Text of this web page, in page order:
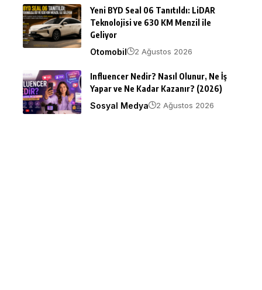
Yeni BYD Seal 06 Tanıtıldı: LiDAR
Teknolojisi ve 630 KM Menzil ile
Geliyor
Otomobil
2 Ağustos 2026
Influencer Nedir? Nasıl Olunur, Ne İş
Yapar ve Ne Kadar Kazanır? (2026)
Sosyal Medya
2 Ağustos 2026